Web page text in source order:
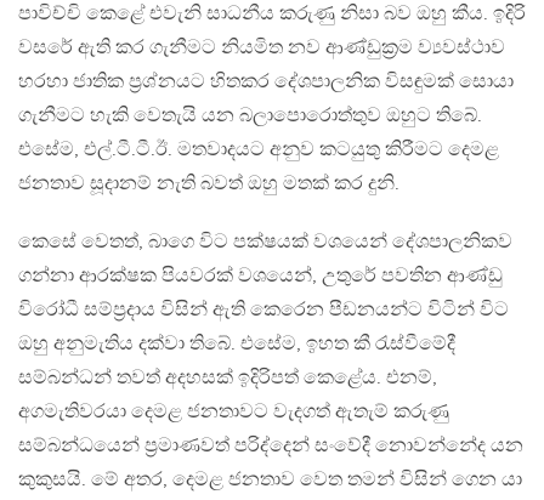
පාවිච්චි කෙළේ එවැනි සාධනීය කරුණු නිසා බව ඔහු කීය. ඉදිරි
වසරේ ඇති කර ගැනීමට නියමිත නව ආණ්ඩුක‍්‍රම ව්‍යවස්ථාව
හරහා ජාතික ප‍්‍රශ්නයට හිතකර දේශපාලනික විසඳුමක් සොයා
ගැනීමට හැකි වෙතැයි යන බලාපොරොත්තුව ඔහුට තිබේ.
එසේම, එල්.ටී.ටී.ඊ. මතවාදයට අනුව කටයුතු කිරීමට දෙමළ
ජනතාව සූදානම් නැති බවත් ඔහු මතක් කර දුනි.
කෙසේ වෙතත්, බාගෙ විට පක්ෂයක් වශයෙන් දේශපාලනිකව
ගන්නා ආරක්ෂක පියවරක් වශයෙන්, උතුරේ පවතින ආණ්ඩු
විරෝධී සම්ප‍්‍රදාය විසින් ඇති කෙරෙන පීඩනයන්ට විටින් විට
ඔහු අනුමැතිය දක්වා තිබේ. එසේම, ඉහත කී රැස්වීමේදී
සම්බන්ධන් තවත් අදහසක් ඉදිරිපත් කෙළේය. එනම්,
අගමැතිවරයා දෙමළ ජනතාවට වැදගත් ඇතැම් කරුණු
සම්බන්ධයෙන් ප‍්‍රමාණවත් පරිද්දෙන් සංවේදී නොවන්නේද යන
කුකුසයි. මේ අතර, දෙමළ ජනතාව වෙත තමන් විසින් ගෙන යා